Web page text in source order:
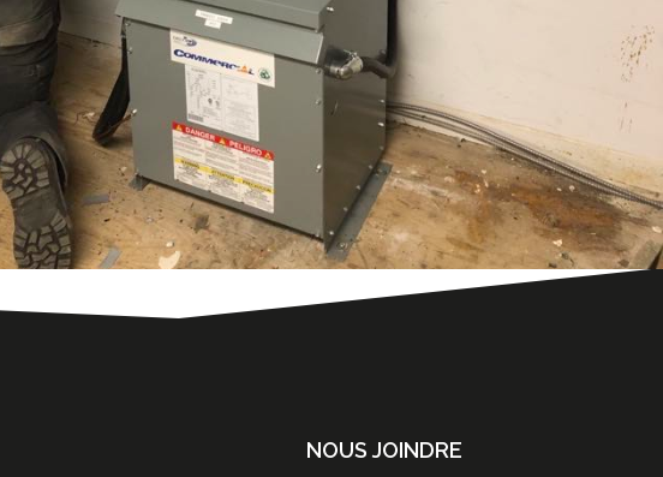
NOUS JOINDRE